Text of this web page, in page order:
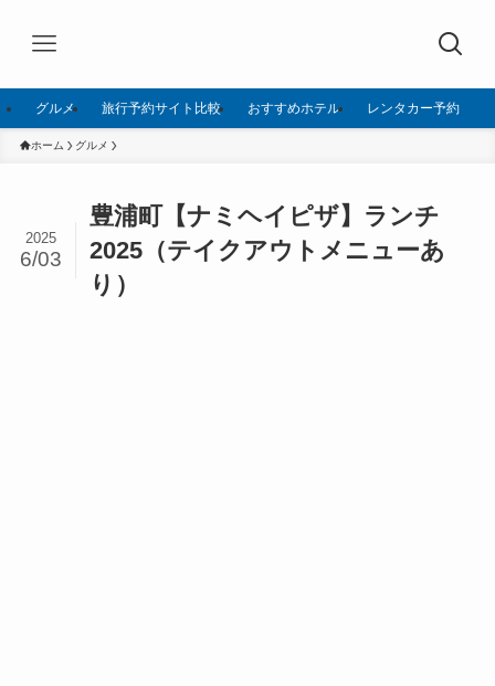
グルメ 旅行予約サイト比較 おすすめホテル レンタカー予約
ホーム グルメ
豊浦町【ナミヘイピザ】ランチ
2025（テイクアウトメニューあ
り）
2025
6/03